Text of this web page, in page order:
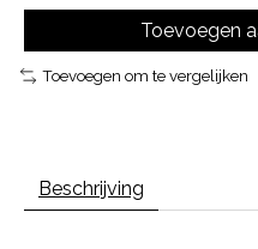
Toevoegen
Toevoegen om te vergelijken
Beschrijving